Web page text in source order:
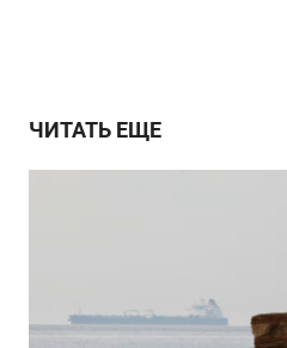
ЧИТАТЬ ЕЩЕ